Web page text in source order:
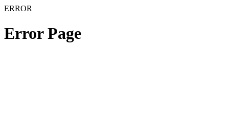
ERROR
Error Page